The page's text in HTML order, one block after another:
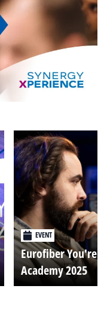
EVENT
Eurofiber You're
Academy 2025